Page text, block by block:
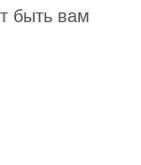
быть вам